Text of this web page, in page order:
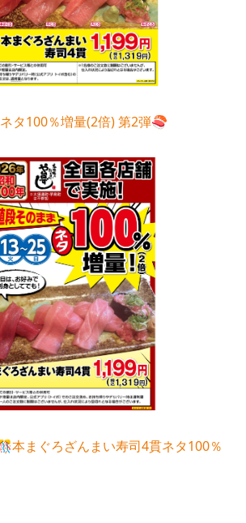
タ100％増量(2倍) 第2弾🍣
本まぐろざんまい寿司4貫ネタ100％